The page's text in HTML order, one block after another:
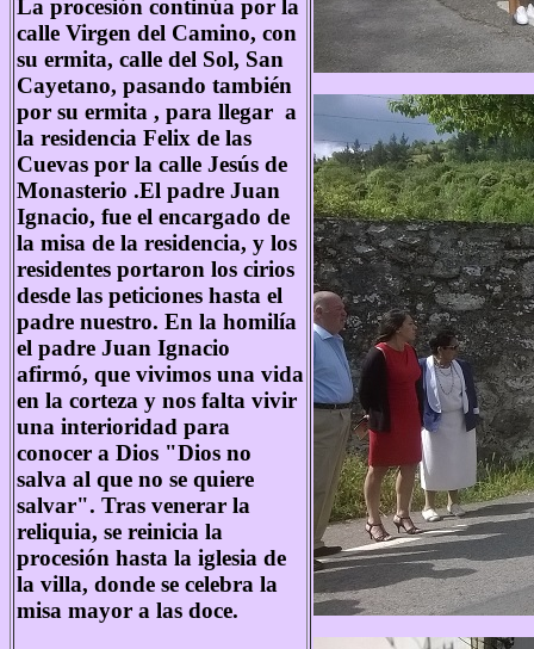
La procesión continúa por la
calle Virgen del Camino, con
su ermita, calle del Sol, San
Cayetano, pasando también
por su ermita , para llegar a
la residencia Felix de las
Cuevas por la calle Jesús de
Monasterio .El padre Juan
Ignacio, fue el encargado de
la misa de la residencia, y los
residentes portaron los cirios
desde las peticiones hasta el
padre nuestro. En la homilía
el padre Juan Ignacio
afirmó, que vivimos una vida
en la corteza y nos falta vivir
una interioridad para
conocer a Dios "Dios no
salva al que no se quiere
salvar". Tras venerar la
reliquia, se reinicia la
procesión hasta la iglesia de
la villa, donde se celebra la
misa mayor a las doce.